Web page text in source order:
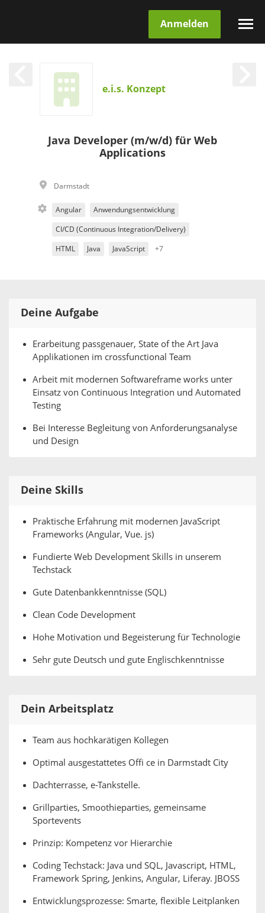
Anmelden
e.i.s. Konzept
Java Developer (m/w/d) für Web
Applications
Darmstadt
Angular Anwendungsentwicklung
CI/CD (Continuous Integration/Delivery)
HTML Java JavaScript +7
Deine Aufgabe
Erarbeitung passgenauer, State of the Art Java
Applikationen im crossfunctional Team
Arbeit mit modernen Softwareframe works unter
Einsatz von Continuous Integration und Automated
Testing
Bei Interesse Begleitung von Anforderungsanalyse
und Design
Deine Skills
Praktische Erfahrung mit modernen JavaScript
Frameworks (Angular, Vue. js)
Fundierte Web Development Skills in unserem
Techstack
Gute Datenbankkenntnisse (SQL)
Clean Code Development
Hohe Motivation und Begeisterung für Technologie
Sehr gute Deutsch und gute Englischkenntnisse
Dein Arbeitsplatz
Team aus hochkarätigen Kollegen
Optimal ausgestattetes Offi ce in Darmstadt City
Dachterrasse, e-Tankstelle.
Grillparties, Smoothieparties, gemeinsame
Sportevents
Prinzip: Kompetenz vor Hierarchie
Coding Techstack: Java und SQL, Javascript, HTML,
Framework Spring, Jenkins, Angular, Liferay. JBOSS
Entwicklungsprozesse: Smarte, flexible Leitplanken